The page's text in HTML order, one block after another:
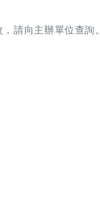
請向主辦單位查詢。